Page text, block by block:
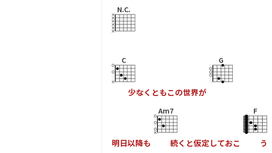
N.C.
C
少なく ともこの世界が
G
明日以降も
Am7
続く と仮定しておこ
F
う